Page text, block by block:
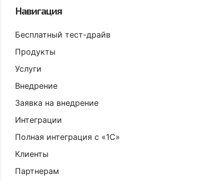
Навигация
Бесплатный тест-драйв
Продукты
Услуги
Внедрение
Заявка на внедрение
Интеграции
Полная интеграция с «1С»
Клиенты
Партнерам